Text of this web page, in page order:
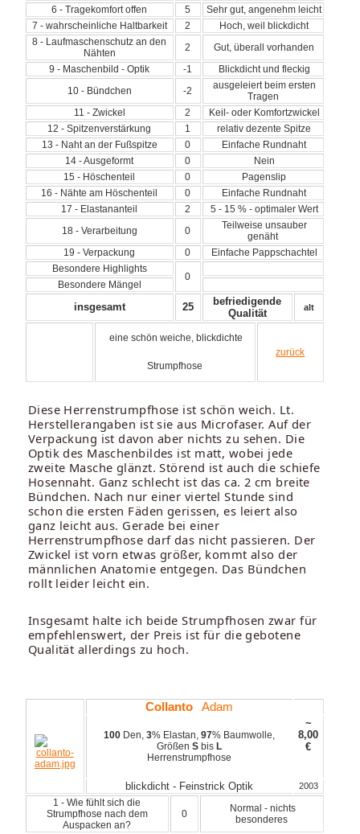
6 - Tragekomfort offen
5
Sehr gut, angenehm leicht
7 - wahrscheinliche Haltbarkeit
2
Hoch, weil blickdicht
8 - Laufmaschenschutz an den
Nähten
2
Gut, überall vorhanden
9 - Maschenbild - Optik
-1
Blickdicht und fleckig
10 - Bündchen
-2
ausgeleiert beim ersten
Tragen
11 - Zwickel
2
Keil- oder Komfortzwickel
12 - Spitzenverstärkung
1
relativ dezente Spitze
13 - Naht an der Fußspitze
0
Einfache Rundnaht
14 - Ausgeformt
0
Nein
15 - Höschenteil
0
Pagenslip
16 - Nähte am Höschenteil
0
Einfache Rundnaht
17 - Elastananteil
2
5 - 15 % - optimaler Wert
18 - Verarbeitung
0
Teilweise unsauber
genäht
19 - Verpackung
0
Einfache Pappschachtel
Besondere Highlights
0
Besondere Mängel
insgesamt 25
befriedigende
Qualität
alt
eine schön weiche, blickdichte
Strumpfhose
zurück
Diese Herrenstrumpfhose ist schön weich. Lt.
Herstellerangaben ist sie aus Microfaser. Auf der
Verpackung ist davon aber nichts zu sehen. Die
Optik des Maschenbildes ist matt, wobei jede
zweite Masche glänzt. Störend ist auch die schiefe
Hosennaht. Ganz schlecht ist das ca. 2 cm breite
Bündchen. Nach nur einer viertel Stunde sind
schon die ersten Fäden gerissen, es leiert also
ganz leicht aus. Gerade bei einer
Herrenstrumpfhose darf das nicht passieren. Der
Zwickel ist vorn etwas größer, kommt also der
männlichen Anatomie entgegen. Das Bündchen
rollt leider leicht ein.
Insgesamt halte ich beide Strumpfhosen zwar für
empfehlenswert, der Preis ist für die gebotene
Qualität allerdings zu hoch.
Collanto Adam
100 Den,3% Elastan,97% Baumwolle,
GrößenS bisL
Herrenstrumpfhose
~
8,00
€
blickdicht - Feinstrick Optik 2003
1 - Wie fühlt sich die
Strumpfhose nach dem
Auspacken an?
0
Normal - nichts
besonderes